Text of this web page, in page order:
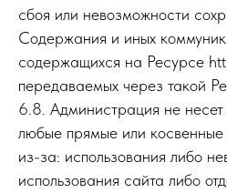
сбоя или невозможности
Содержания и иных
содержащихся на Ресурсе
передаваемых через такой
6.8. Администрация не несет
любые прямые или
из-за: использования либо
использования сайта либо